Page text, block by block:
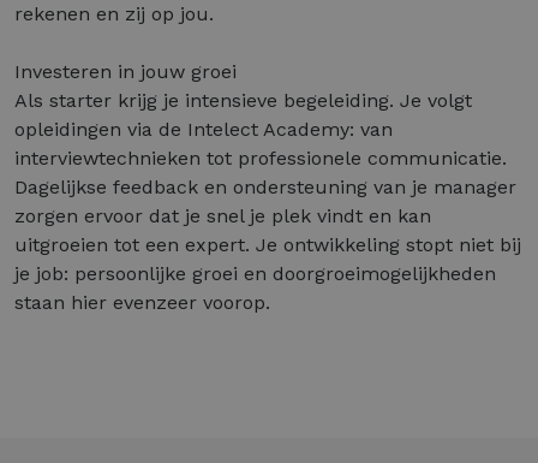
rekenen en zij op jou.
Investeren in jouw groei
Als starter krijg je intensieve begeleiding. Je volgt
opleidingen via de Intelect Academy: van
interviewtechnieken tot professionele communicatie.
Dagelijkse feedback en ondersteuning van je manager
zorgen ervoor dat je snel je plek vindt en kan
uitgroeien tot een expert. Je ontwikkeling stopt niet bij
je job: persoonlijke groei en doorgroeimogelijkheden
staan hier evenzeer voorop.